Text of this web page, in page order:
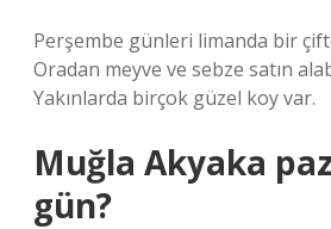
Perşembe günleri limanda bir
Oradan meyve ve sebze satın
Yakınlarda birçok güzel koy var.
Muğla Akyaka
gün?